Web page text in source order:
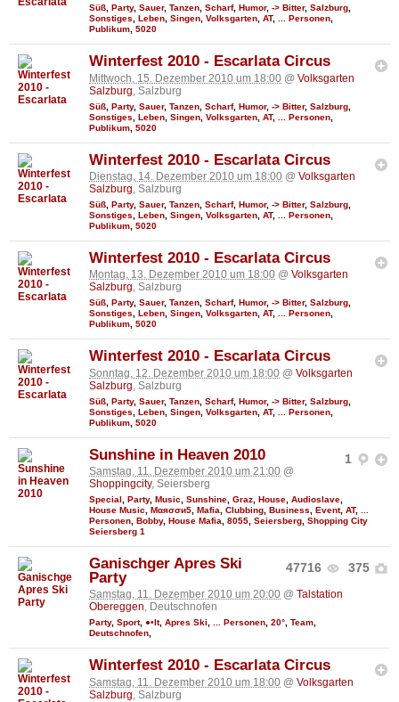
Süß Party, Sauer, Tanzen Scharf, Humor, -> Bitter, Salzburg
Sonstiges
Leben Singen Volksgarten AT, ... Personen
Publikum 5020
Winterfest 2010 - Escarlata Circus
Mittwoch, 15. Dezember 2010 um 18:00 @ Volksgarten
Salzburg , Salzburg
Süß Party, Sauer, Tanzen Scharf, Humor, -> Bitter, Salzburg
Sonstiges
Leben Singen Volksgarten AT, ... Personen
Publikum 5020
Winterfest 2010 - Escarlata Circus
Dienstag, 14. Dezember 2010 um 18:00 @ Volksgarten
Salzburg, Salzburg
Süß Party, Sauer, Tanzen Scharf, Humor, -> Bitter, Salzburg
Sonstiges
Leben Singen Volksgarten AT, ... Personen
Publikum 5020
Winterfest 2010 - Escarlata Circus
Montag, 13. Dezember 2010 um 18:00 @ Volksgarten
Salzburg, Salzburg
Süß, Party, Sauer, Tanzen, Scharf, Humor, -> Bitter, Salzburg,
Sonstiges, Leben, Singen, Volksgarten, AT, ... Personen,
Publikum, 5020
Winterfest 2010 - Escarlata Circus
Sonntag, 12. Dezember 2010 um 18:00 @ Volksgarten
Salzburg , Salzburg
Süß Party, Sauer, Tanzen Scharf, Humor, -> Bitter, Salzburg
Sonstiges
Leben Singen Volksgarten AT, ... Personen
Publikum 5020
1
Sunshine in Heaven 2010
Samstag, 11. Dezember 2010 um 21:00 @
Shoppingcity, Seiersberg
Special Party, Music Sunshine Graz House Audioslave
House Music
Мαяσσи5 Mafia Clubbing Business Event, AT,
Personen Bobby, House Mafia 8055 Seiersberg Shopping City
Seiersberg 1
47716 375
Ganischger Apres Ski
Party
Samstag, 11. Dezember 2010 um 20:00 @ Talstation
Obereggen, Deutschnofen
Party, Sport, ●•It, Apres Ski, ... Personen, 20°, Team,
Deutschnofen,
Winterfest 2010 - Escarlata Circus
Samstag, 11. Dezember 2010 um 18:00 @ Volksgarten
Salzburg , Salzburg